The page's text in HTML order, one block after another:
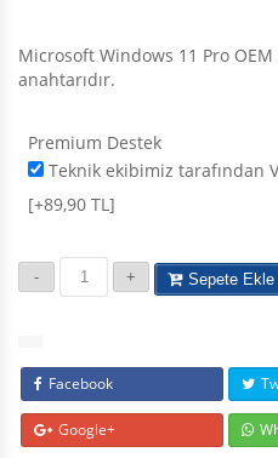
Microsoft Windows 11 Pro
anahtarıdır.
Premium Destek
Teknik ekibimiz tarafından
[+89,90 TL]
Sepete Ekle
Facebook
Google+